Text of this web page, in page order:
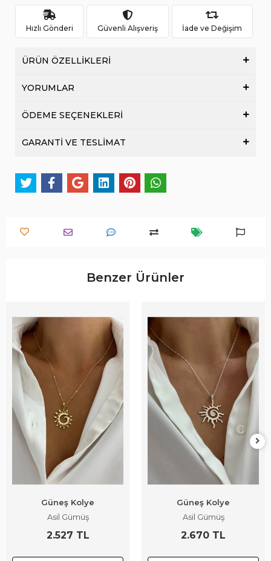
Hızlı Gönderi Güvenli Alışveriş İade ve Değişim
ÜRÜN ÖZELLİKLERİ
YORUMLAR
ÖDEME SEÇENEKLERİ
GARANTİ VE TESLİMAT
Benzer Ürünler
Güneş Kolye
Asil Gümüş
2.527 TL
Güneş Kolye
Asil Gümüş
2.670 TL